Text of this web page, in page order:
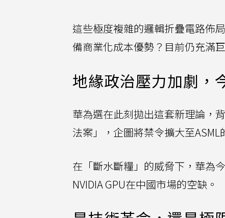
這些極度複雜的邏輯折疊電路佈
備商業化成本優勢？目前仍充滿
地緣政治壓力加劇，
華為選在此刻拋出這套新理論，
法案」，企圖將禁令擴大至
在「斷水斷糧」的威脅下，華為
NVIDIA GPU在中國市場的空缺。